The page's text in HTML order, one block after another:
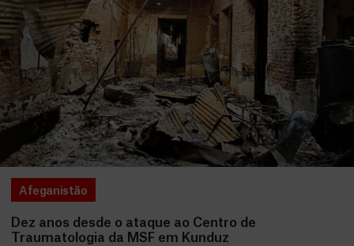
Afeganistão
Dez anos desde o ataque ao Centro de
Traumatologia da MSF em Kunduz